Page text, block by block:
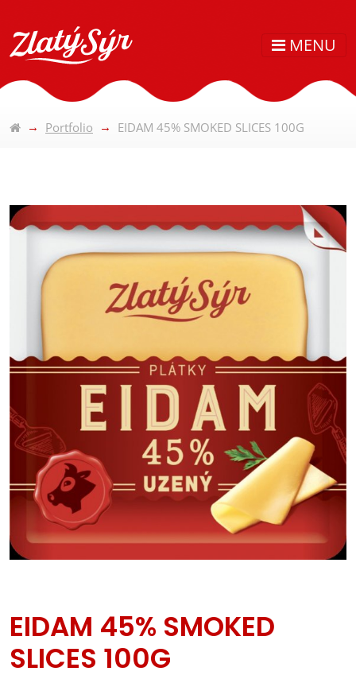
MENU
Portfolio EIDAM 45% SMOKED SLICES 100G
EIDAM 45% SMOKED
SLICES 100G